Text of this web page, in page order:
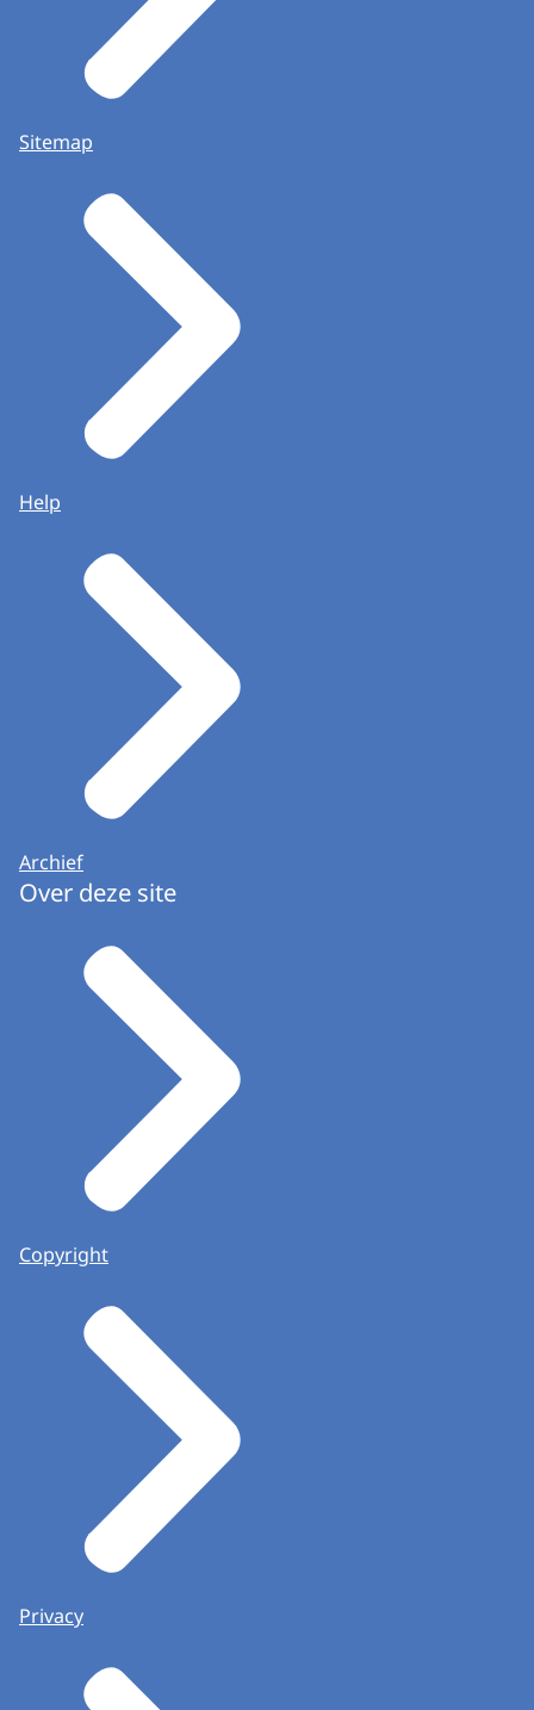
Sitemap
Help
Archief
Over deze site
Copyright
Privacy